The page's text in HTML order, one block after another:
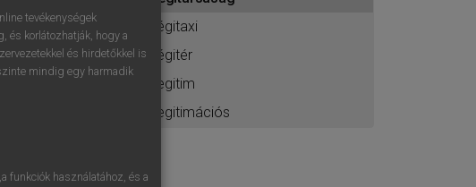
elindításához
ésbelépek.
légitaxi
légitér
legitim
legitimációs
tevékenységek
és korlátozhatják, hogy a
és hirdetőkkel is
mindig egy harmadik
funkciók használatához, és a